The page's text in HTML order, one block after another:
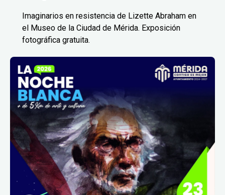
Imaginarios en resistencia de Lizette Abraham en
el Museo de la Ciudad de Mérida. Exposición
fotográfica gratuita.